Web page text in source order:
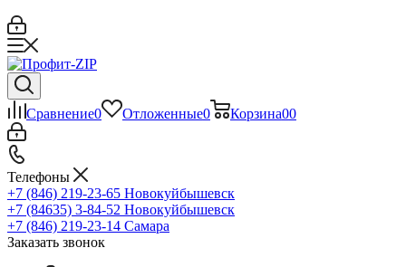
Сравнение0 Отложенные0 Корзина00
Телефоны
+7 (846) 219-23-65 Новокуйбышевск
+7 (84635) 3-84-52 Новокуйбышевск
+7 (846) 219-23-14 Самара
Заказать звонок